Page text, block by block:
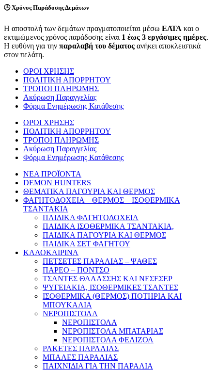
🕒Χρόνος Παράδοσης Δεμάτων
Η αποστολή των δεμάτων πραγματοποιείται μέσω ΕΛΤΑ και ο
εκτιμώμενος χρόνος παράδοσης είναι 1 έως 3 εργάσιμες ημέρες.
Η ευθύνη για την παραλαβή του δέματος ανήκει αποκλειστικά
στον πελάτη.
ΟΡΟΙ ΧΡΗΣΗΣ
ΠΟΛΙΤΙΚΗ ΑΠΟΡΡΗΤΟΥ
ΤΡΟΠΟΙ ΠΛΗΡΩΜΗΣ
Ακύρωση Παραγγελίας
Φόρμα Ενημέρωσης Κατάθεσης
ΟΡΟΙ ΧΡΗΣΗΣ
ΠΟΛΙΤΙΚΗ ΑΠΟΡΡΗΤΟΥ
ΤΡΟΠΟΙ ΠΛΗΡΩΜΗΣ
Ακύρωση Παραγγελίας
Φόρμα Ενημέρωσης Κατάθεσης
ΝΕΑ ΠΡΟΪΟΝΤΑ
DEMON HUNTERS
ΘΕΜΑΤΙΚΑ ΠΑΓΟΥΡΙΑ ΚΑΙ ΘΕΡΜΟΣ
ΦΑΓΗΤΟΔΟΧΕΙΑ – ΘΕΡΜΟΣ – ΙΣΟΘΕΡΜΙΚΑ
ΤΣΑΝΤΑΚΙΑ
ΠΑΙΔΙΚΑ ΦΑΓΗΤΟΔΟΧΕΙΑ
ΠΑΙΔΙΚΑ ΙΣΟΘΕΡΜΙΚΑ ΤΣΑΝΤΑΚΙΑ,
ΠΑΙΔΙΚΑ ΠΑΓΟΥΡΙΑ ΚΑΙ ΘΕΡΜΟΣ
ΠΑΙΔΙΚΑ ΣΕΤ ΦΑΓΗΤΟΥ
ΚΑΛΟΚΑΙΡΙΝΑ
ΠΕΤΣΕΤΕΣ ΠΑΡΑΛΙΑΣ – ΨΑΘΕΣ
ΠΑΡΕΟ – ΠΟΝΤΣΟ
ΤΣΑΝΤΕΣ ΘΑΛΑΣΣΗΣ ΚΑΙ ΝΕΣΕΣΕΡ
ΨΥΓΕΙΑΚΙΑ, ΙΣΟΘΕΡΜΙΚΕΣ ΤΣΑΝΤΕΣ
ΙΣΟΘΕΡΜΙΚΑ (ΘΕΡΜΟΣ) ΠΟΤΗΡΙΑ ΚΑΙ
ΜΠΟΥΚΑΛΙΑ
ΝΕΡΟΠΙΣΤΟΛΑ
ΝΕΡΟΠΙΣΤΟΛΑ
ΝΕΡΟΠΙΣΤΟΛΑ ΜΠΑΤΑΡΙΑΣ
ΝΕΡΟΠΙΣΤΟΛΑ ΦΕΛΙΖΟΛ
ΡΑΚΕΤΕΣ ΠΑΡΑΛΙΑΣ
ΜΠΑΛΕΣ ΠΑΡΑΛΙΑΣ
ΠΑΙΧΝΙΔΙΑ ΓΙΑ ΤΗΝ ΠΑΡΑΛΙΑ